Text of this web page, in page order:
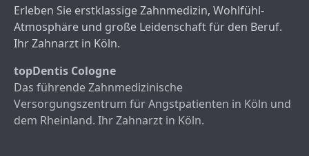
Erleben Sie erstklassige Zahnmedizin, Wohlfühl-
Atmosphäre und große Leidenschaft für den Beruf.
Ihr Zahnarzt in Köln.
topDentis Cologne
Das führende Zahnmedizinische
Versorgungszentrum für Angstpatienten in Köln und
dem Rheinland. Ihr Zahnarzt in Köln.